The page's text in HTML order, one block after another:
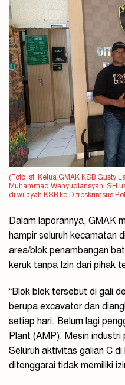
(Foto ist: Ketua GMAK KSB Gusty
Muhammad Wahyudiansyah, SH
di wilayah KSB ke Ditreskrimsus
Dalam laporannya, GMAK
hampir seluruh kecamatan
area/blok penambangan
keruk tanpa Izin dari pihak
“Blok blok tersebut di gali
berupa excavator dan
setiap hari. Belum lagi
Plant (AMP). Mesin
Seluruh aktivitas galian C
ditenggarai tidak memiliki